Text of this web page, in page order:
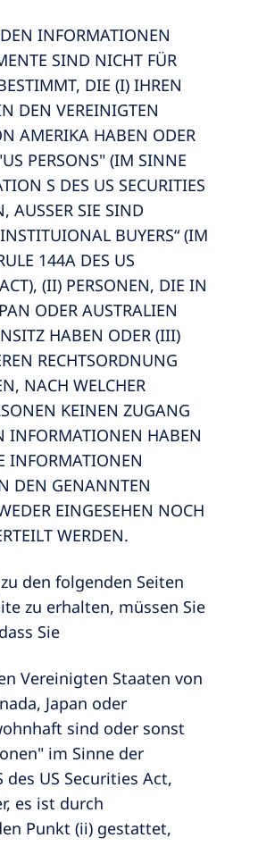
INFORMATIONEN
SIND NICHT FÜR
DIE (I) IHREN
DEN VEREINIGTEN
AMERIKA HABEN ODER
PERSONS" (IM SINNE
S DES US SECURITIES
AUSSER SIE SIND
BUYERS“ (IM
144A DES US
(II) PERSONEN, DIE IN
ODER AUSTRALIEN
HABEN ODER (III)
RECHTSORDNUNG
NACH WELCHER
KEINEN ZUGANG
INFORMATIONEN HABEN
INFORMATIONEN
DEN GENANNTEN
EINGESEHEN NOCH
WERDEN.
den folgenden Seiten
zu erhalten, müssen Sie
Sie
Vereinigten Staaten von
Japan oder
sind oder sonst
im Sinne der
des US Securities Act,
es ist durch
Punkt (ii) gestattet,